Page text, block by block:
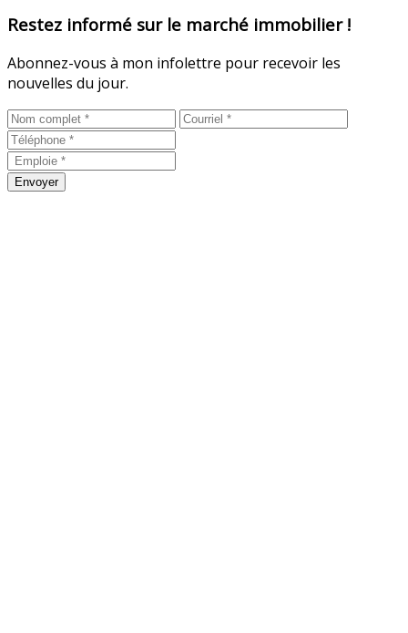
Restez informé sur le marché immobilier !
Abonnez-vous à mon infolettre pour recevoir les
nouvelles du jour.
Envoyer